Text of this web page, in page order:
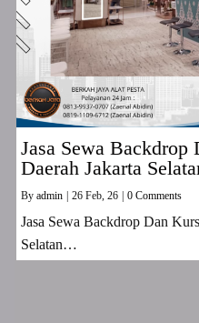
Jasa Sewa
Daerah Jakarta
By admin 26 Feb, 26 0 Comments
Jasa Sewa Backdrop Dan
Selatan…